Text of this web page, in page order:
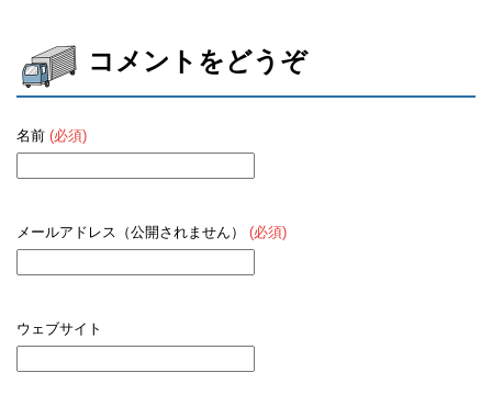
コメントをどうぞ
名前 (必須)
メールアドレス（公開されません） (必須)
ウェブサイト